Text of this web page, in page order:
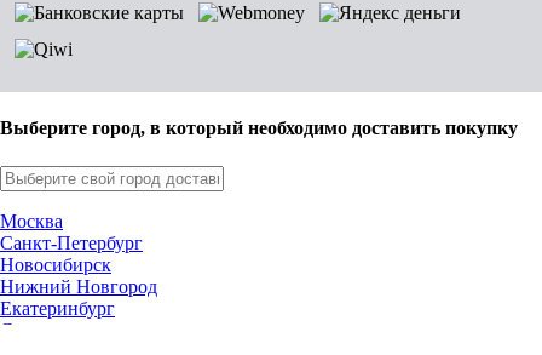
Выберите город, в который необходимо доставить покупку
Москва
Санкт-Петербург
Новосибирск
Нижний Новгород
Екатеринбург
Самара